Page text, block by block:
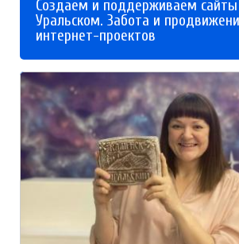
Создаем и поддерживаем
Уральском. Забота и
интернет-проектов